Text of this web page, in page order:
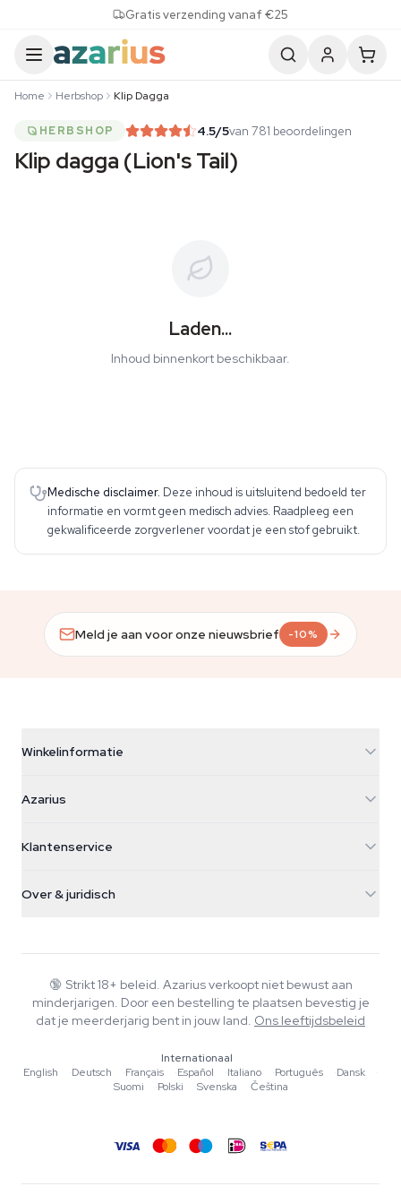
Gratis verzending vanaf €25
Home Herbshop Klip Dagga
HERBSHOP 4.5/5van 781 beoordelingen
Klip dagga (Lion's Tail)
Laden...
Inhoud binnenkort beschikbaar.
Medische disclaimer. Deze inhoud is uitsluitend bedoeld ter
informatie en vormt geen medisch advies. Raadpleeg een
gekwalificeerde zorgverlener voordat je een stof gebruikt.
Meld je aan voor onze nieuwsbrief -10%
Winkelinformatie
Galvaniweg 11
Nederland
+31(0)204897914
Azarius
Smokeshop
Klantenservice
Retourbeleid
Veelgestelde vragen
Privacybeleid
Over & juridisch
Wiki
Muziek
Redactionele normen
Tools & Calculators
🔞 Strikt 18+ beleid. Azarius verkoopt niet bewust aan
minderjarigen. Door een bestelling te plaatsen bevestig je
dat je meerderjarig bent in jouw land. Ons leeftijdsbeleid
Internationaal
English
·Deutsch ·Français ·Español ·Italiano ·Português ·Dansk
·
Suomi
·Polski ·Svenska ·Čeština